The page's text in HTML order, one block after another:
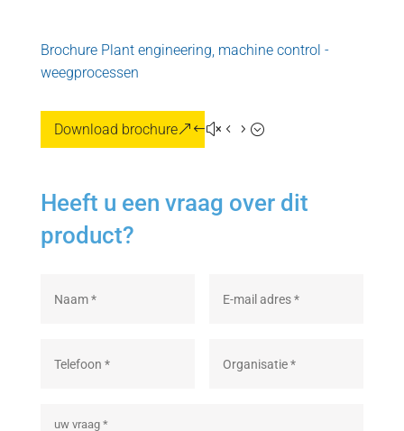
Brochure Plant engineering, machine control -
weegprocessen
Download brochure
Heeft u een vraag over dit
product?